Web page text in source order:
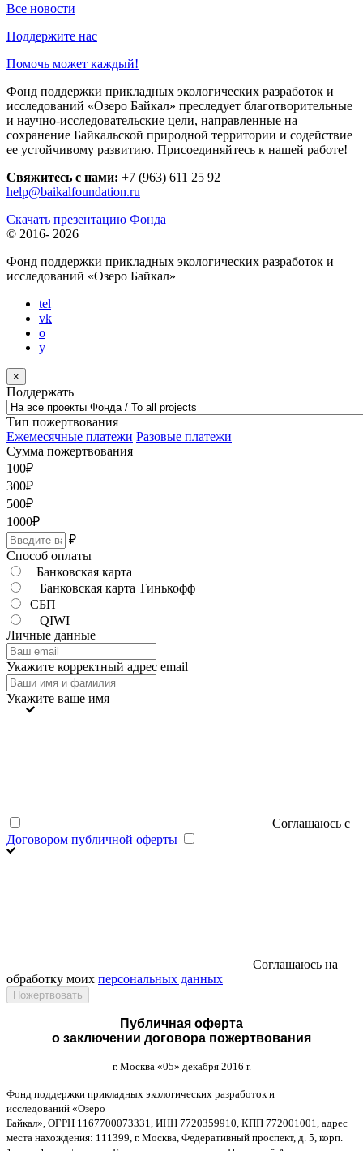
Все новости
Поддержите нас
Помочь может каждый!
Фонд поддержки прикладных экологических разработок и
исследований «Озеро Байкал» преследует благотворительные
и научно-исследовательские цели, направленные на
сохранение Байкальской природной территории и содействие
ее устойчивому развитию. Присоединяйтесь к нашей работе!
Свяжитесь с нами: +7 (963) 611 25 92
help@baikalfoundation.ru
Скачать презентацию Фонда
© 2016- 2026
Фонд поддержки прикладных экологических разработок и
исследований «Озеро Байкал»
tel
vk
o
y
×
Поддержать
Тип пожертвования
Ежемесячные платежи Разовые платежи
Сумма пожертвования
100₽
300₽
500₽
1000₽
₽
Способ оплаты
Банковская карта
Банковская карта Тинькофф
СБП
QIWI
Личные данные
Укажите корректный адрес email
Укажите ваше имя
Соглашаюсь с
Договором публичной оферты
Соглашаюсь на
обработку моих персональных данных
Публичная оферта
о заключении договора пожертвования
г. Москва «05» декабря 2016 г.
Фонд поддержки прикладных экологических разработок и
исследований «Озеро
Байкал», ОГРН 1167700073331, ИНН 7720359910, КПП 772001001, адрес
места нахождения: 111399, г. Москва, Федеративный проспект, д. 5, корп.